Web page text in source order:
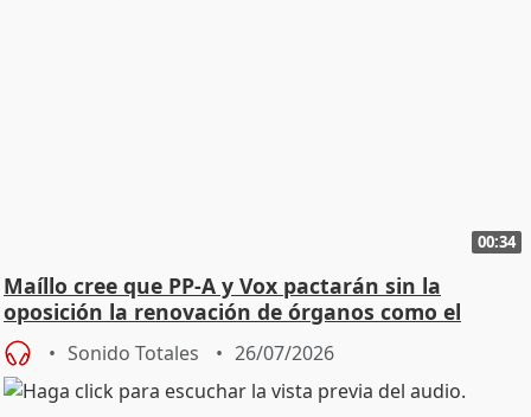
00:34
Maíllo cree que PP-A y Vox pactarán sin la
oposición la renovación de órganos como el
Defensor
Sonido Totales 26/07/2026